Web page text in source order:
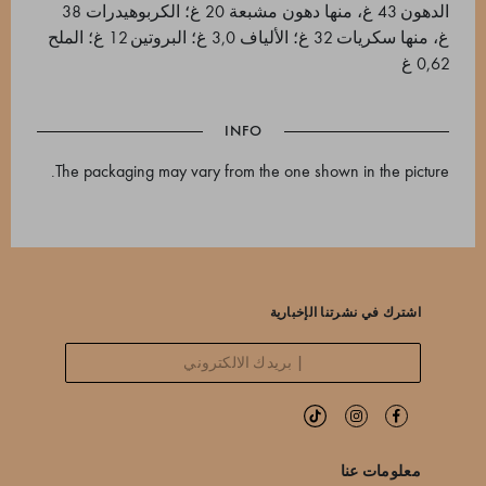
الدهون 43 غ، منها دهون مشبعة 20 غ؛ الكربوهيدرات 38
غ، منها سكريات 32 غ؛ الألياف 3,0 غ؛ البروتين 12 غ؛ الملح
0,62 غ
INFO
The packaging may vary from the one shown in the picture.
اشترك في نشرتنا الإخبارية
معلومات عنا